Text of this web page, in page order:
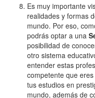
Es muy importante
realidades y formas
mundo. Por eso,
podrás optar a una
posibilidad de
otro sistema
entender estas
competente que
tus estudios en
mundo, además de